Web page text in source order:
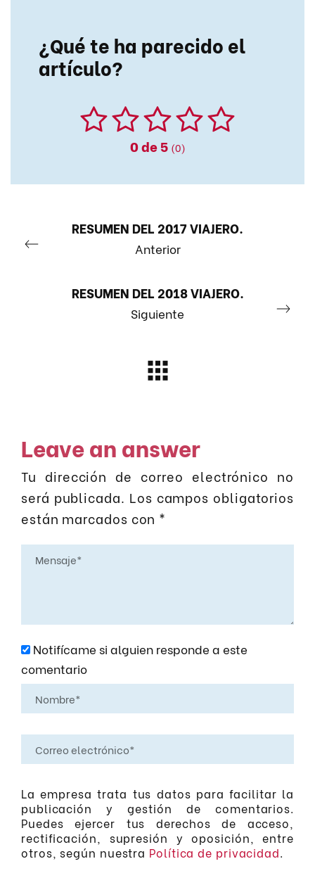
¿Qué te ha parecido el
artículo?
0de 5 (0)
RESUMEN DEL 2017 VIAJERO.
Anterior
RESUMEN DEL 2018 VIAJERO.
Siguiente
Leave an answer
Tu dirección de correo electrónico no
será publicada. Los campos obligatorios
están marcados con *
Notifícame si alguien responde a este
comentario
La empresa trata tus datos para facilitar la
publicación y gestión de comentarios.
Puedes ejercer tus derechos de acceso,
rectificación, supresión y oposición, entre
otros, según nuestra Política de privacidad.